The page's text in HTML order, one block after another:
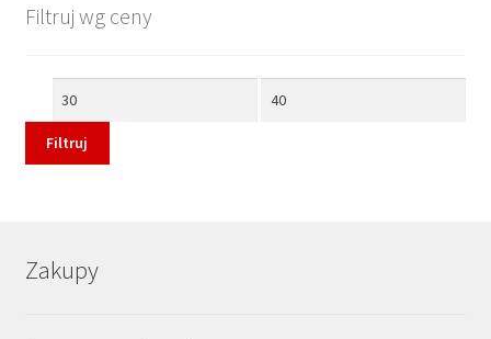
Filtruj wg ceny
Cena
Cena
Filtruj
Zakupy